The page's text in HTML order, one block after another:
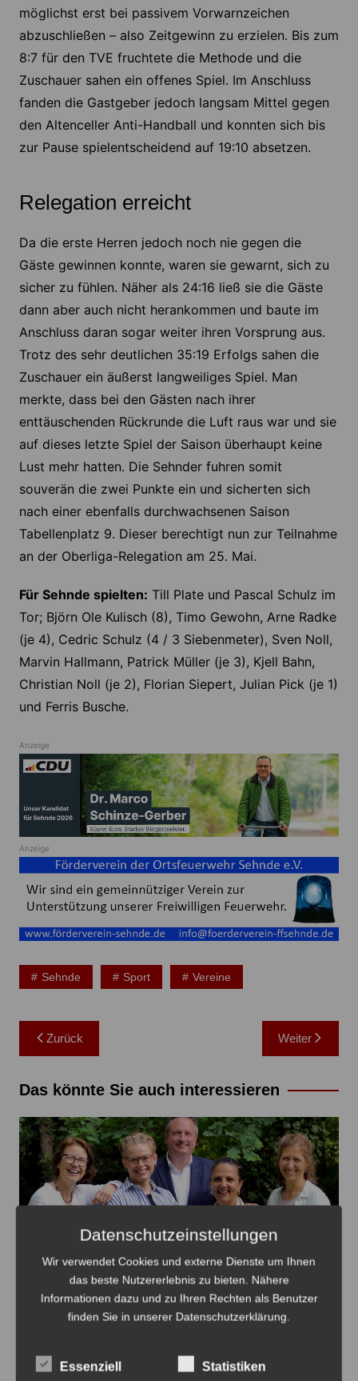
möglichst erst bei passivem Vorwarnzeichen
abzuschließen – also Zeitgewinn zu erzielen. Bis zum
8:7 für den TVE fruchtete die Methode und die
Zuschauer sahen ein offenes Spiel. Im Anschluss
fanden die Gastgeber jedoch langsam Mittel gegen
den Altenceller Anti-Handball und konnten sich bis
zur Pause spielentscheidend auf 19:10 absetzen.
Relegation erreicht
Da die erste Herren jedoch noch nie gegen die
Gäste gewinnen konnte, waren sie gewarnt, sich zu
sicher zu fühlen. Näher als 24:16 ließ sie die Gäste
dann aber auch nicht herankommen und baute im
Anschluss daran sogar weiter ihren Vorsprung aus.
Trotz des sehr deutlichen 35:19 Erfolgs sahen die
Zuschauer ein äußerst langweiliges Spiel. Man
merkte, dass bei den Gästen nach ihrer
enttäuschenden Rückrunde die Luft raus war und sie
auf dieses letzte Spiel der Saison überhaupt keine
Lust mehr hatten. Die Sehnder fuhren somit
souverän die zwei Punkte ein und sicherten sich
nach einer ebenfalls durchwachsenen Saison
Tabellenplatz 9. Dieser berechtigt nun zur Teilnahme
an der Oberliga-Relegation am 25. Mai.
Für Sehnde spielten: Till Plate und Pascal Schulz im
Tor; Björn Ole Kulisch (8), Timo Gewohn, Arne Radke
(je 4), Cedric Schulz (4 / 3 Siebenmeter), Sven Noll,
Marvin Hallmann, Patrick Müller (je 3), Kjell Bahn,
Christian Noll (je 2), Florian Siepert, Julian Pick (je 1)
und Ferris Busche.
Anzeige
Anzeige
Sehnde Sport Vereine
Beitragsnavigation
Zurück Weiter
Das könnte Sie auch interessieren
Die Kandidaten für Ilten sind Anne-Cécile Blanc, Judith
Schmidt-Van Die, Sandy Steve Choitz, Helima Grüßing
Datenschutzeinstellungen
Wir verwendet Cookies und externe Dienste um Ihnen
das beste Nutzererlebnis zu bieten. Nähere
Informationen dazu und zu Ihren Rechten als Benutzer
finden Sie in unserer Datenschutzerklärung.
Essenziell Statistiken